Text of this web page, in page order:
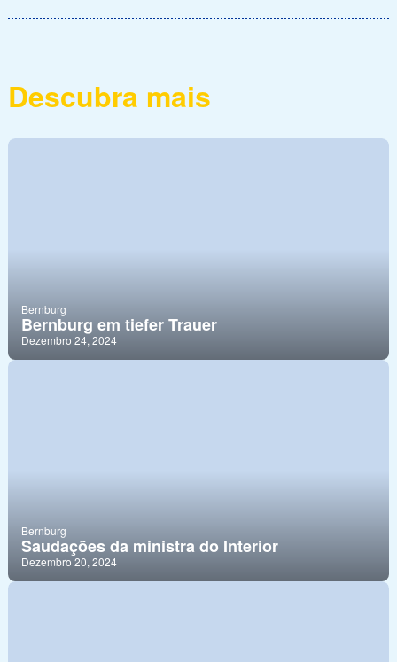
Descubra mais
Bernburg
Bernburg em tiefer Trauer
Dezembro 24, 2024
Bernburg
Saudações da ministra do Interior
Dezembro 20, 2024